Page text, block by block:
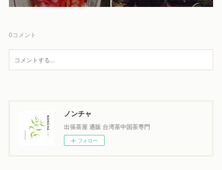
0コメント
ノンチャ
出張茶屋 通販 台湾茶中国茶専門
フォロー